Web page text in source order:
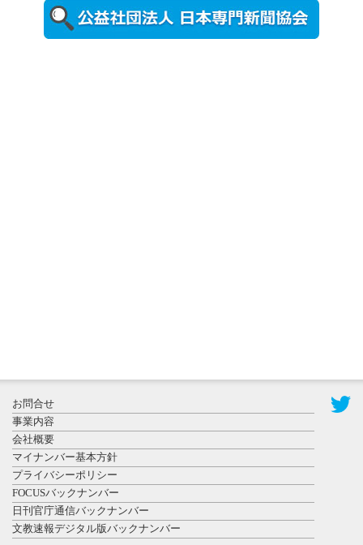
更新
農工大で大
登録有形文
化財となっ
た東北大植
物園八...
お問合せ
事業内容
会社概要
マイナンバー基本方針
プライバシーポリシー
FOCUSバックナンバー
日刊官庁通信バックナンバー
文教速報デジタル版バックナンバー